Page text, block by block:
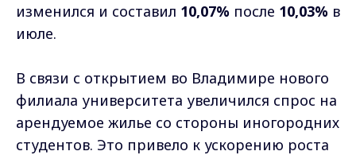
изменился и составил 10,07% после 10,03% в
июле.
В связи с открытием во Владимире нового
филиала университета увеличился спрос на
арендуемое жилье со стороны иногородних
студентов. Это привело к ускорению роста